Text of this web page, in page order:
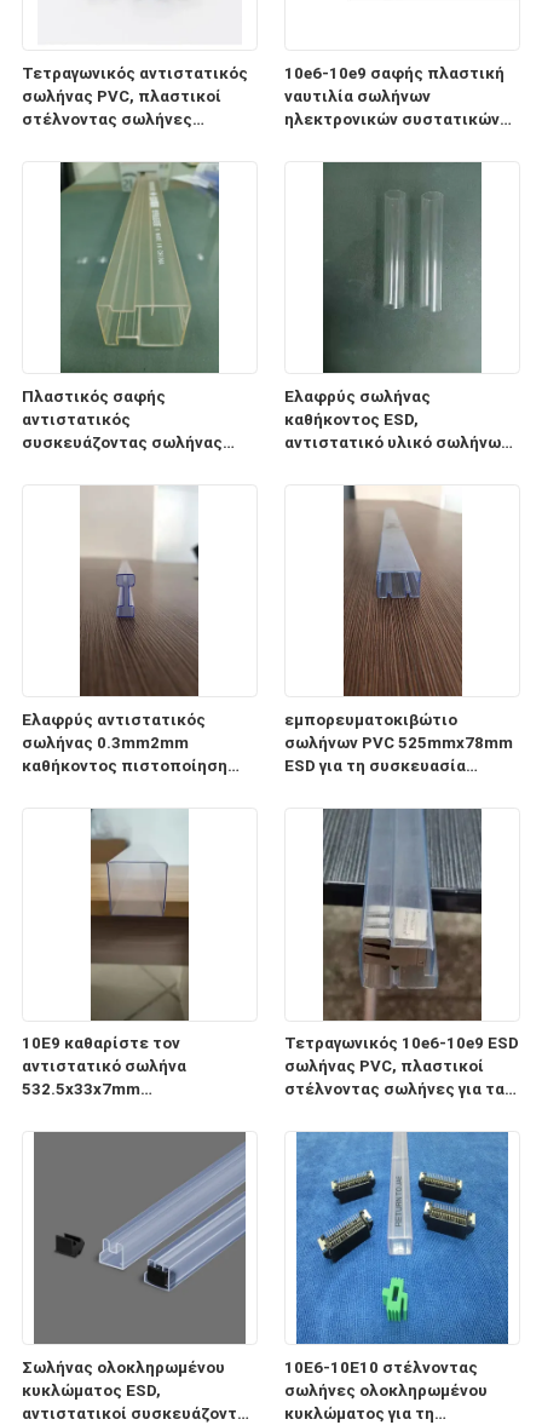
Τετραγωνικός αντιστατικός
σωλήνας PVC, πλαστικοί
στέλνοντας σωλήνες
10e6-10e9 σαφής πλαστική
ναυτιλία σωλήνων
ηλεκτρονικών συστατικών
Πλαστικός σαφής
αντιστατικός
συσκευάζοντας σωλήνας
Ελαφρύς σωλήνας
καθήκοντος ESD,
αντιστατικό υλικό σωλήνων
ολοκληρωμένου κυκλώματος
Ελαφρύς αντιστατικός
σωλήνας 0.3mm2mm
καθήκοντος πιστοποίηση
εμπορευματοκιβώτιο
σωλήνων PVC 525mmx78mm
ESD για τη συσκευασία
ηλεκτρικού ρεύματος
10E9 καθαρίστε τον
αντιστατικό σωλήνα
532.5x33x7mm
ESD για τη συσκευασία και τη
Τετραγωνικός 10e6-10e9 ESD
σωλήνας PVC, πλαστικοί
στέλνοντας σωλήνες για τα
Σωλήνας ολοκληρωμένου
κυκλώματος ESD,
αντιστατικοί συσκευάζοντας
10E6-10E10 στέλνοντας
σωλήνες ολοκληρωμένου
κυκλώματος για τη